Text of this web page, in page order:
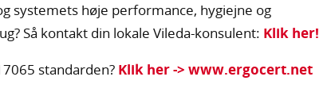
systemets høje performance, hygiejne og
Så kontakt din lokale Vileda-konsulent: Klik her!
standarden? Klik her -> www.ergocert.net